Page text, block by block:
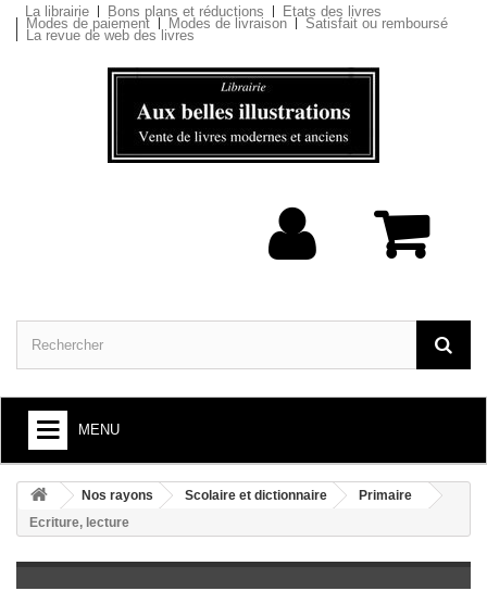
La librairie Bons plans et réductions Etats des livres
Modes de paiement Modes de livraison Satisfait ou remboursé
La revue de web des livres
MENU
+
ARTS ET SOCIÉTÉ
+
LITTÉRATURE
Nos rayons Scolaire et dictionnaire
Primaire
Ecriture, lecture